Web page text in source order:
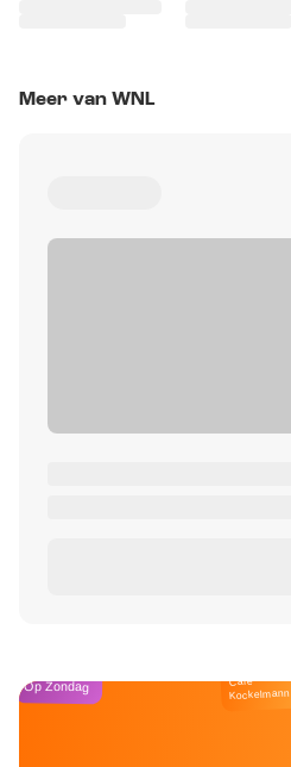
Meer van WNL
Op Zondag Café
Kockelmann